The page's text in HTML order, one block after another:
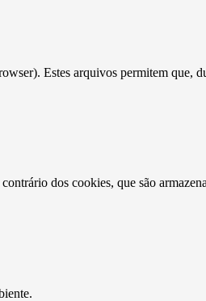
Estes arquivos permitem que,
dos cookies, que são